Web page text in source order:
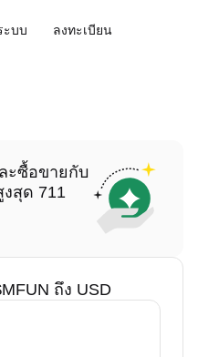
ะบบ ลงทะเบียน
ะซื้อขายกับ
งสุด 711
ถึง USD